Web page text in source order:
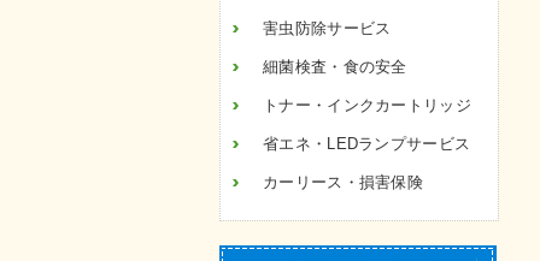
害虫防除サービス
細菌検査・食の安全
トナー・インクカートリッジ
省エネ・LEDランプサービス
カーリース・損害保険